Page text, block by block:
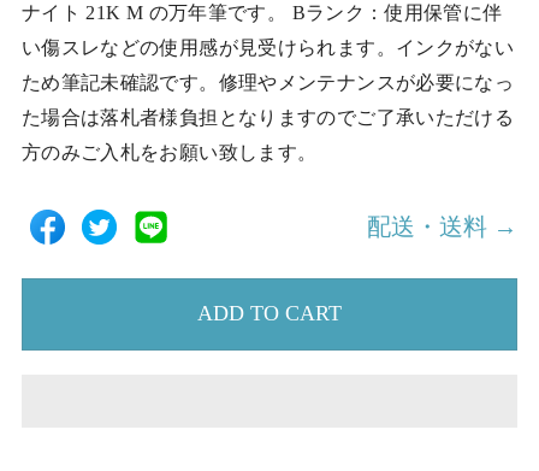
ナイト 21K M の万年筆です。 Bランク：使用保管に伴
い傷スレなどの使用感が見受けられます。インクがない
ため筆記未確認です。修理やメンテナンスが必要になっ
た場合は落札者様負担となりますのでご了承いただける
方のみご入札をお願い致します。
配送・送料 →
ADD TO CART